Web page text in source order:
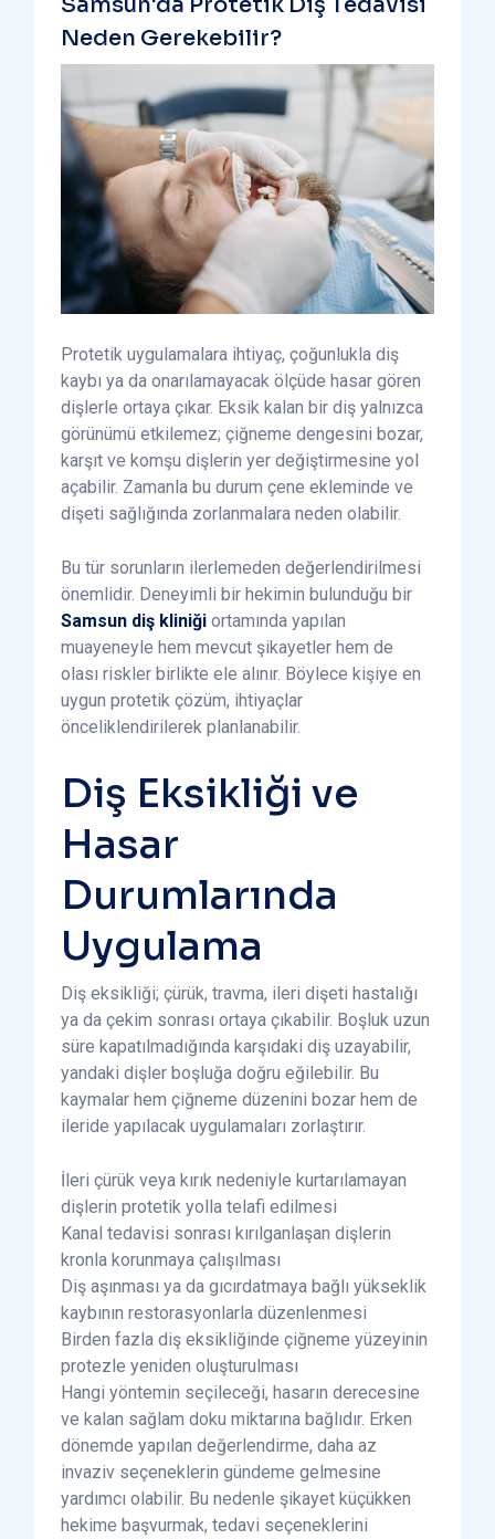
Neden Gerekebilir?
Protetik uygulamalara ihtiyaç, çoğunlukla diş
kaybı ya da onarılamayacak ölçüde hasar gören
dişlerle ortaya çıkar. Eksik kalan bir diş yalnızca
görünümü etkilemez; çiğneme dengesini bozar,
karşıt ve komşu dişlerin yer değiştirmesine yol
açabilir. Zamanla bu durum çene ekleminde ve
dişeti sağlığında zorlanmalara neden olabilir.
Bu tür sorunların ilerlemeden değerlendirilmesi
önemlidir. Deneyimli bir hekimin bulunduğu bir
Samsun diş kliniği ortamında yapılan
muayeneyle hem mevcut şikayetler hem de
olası riskler birlikte ele alınır. Böylece kişiye en
uygun protetik çözüm, ihtiyaçlar
önceliklendirilerek planlanabilir.
Diş Eksikliği ve
Hasar
Durumlarında
Uygulama
Diş eksikliği; çürük, travma, ileri dişeti hastalığı
ya da çekim sonrası ortaya çıkabilir. Boşluk uzun
süre kapatılmadığında karşıdaki diş uzayabilir,
yandaki dişler boşluğa doğru eğilebilir. Bu
kaymalar hem çiğneme düzenini bozar hem de
ileride yapılacak uygulamaları zorlaştırır.
İleri çürük veya kırık nedeniyle kurtarılamayan
dişlerin protetik yolla telafi edilmesi
Kanal tedavisi sonrası kırılganlaşan dişlerin
kronla korunmaya çalışılması
Diş aşınması ya da gıcırdatmaya bağlı yükseklik
kaybının restorasyonlarla düzenlenmesi
Birden fazla diş eksikliğinde çiğneme yüzeyinin
protezle yeniden oluşturulması
Hangi yöntemin seçileceği, hasarın derecesine
ve kalan sağlam doku miktarına bağlıdır. Erken
dönemde yapılan değerlendirme, daha az
invaziv seçeneklerin gündeme gelmesine
yardımcı olabilir. Bu nedenle şikayet küçükken
hekime başvurmak, tedavi seçeneklerini